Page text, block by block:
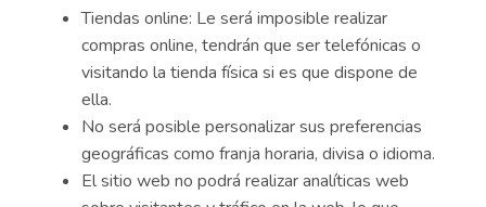
Tiendas online: Le será imposible realizar
compras online, tendrán que ser telefónicas o
visitando la tienda física si es que dispone de
ella.
No será posible personalizar sus preferencias
geográficas como franja horaria, divisa o idioma.
El sitio web no podrá realizar analíticas web